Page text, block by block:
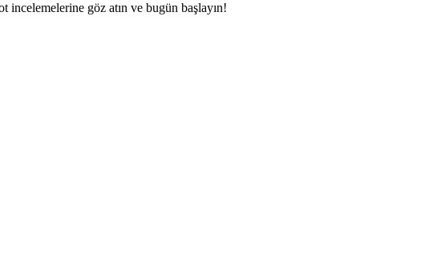
incelemelerine göz atın ve bugün başlayın!